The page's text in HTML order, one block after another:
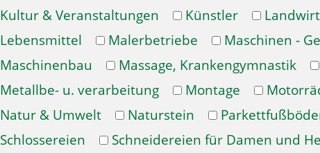
Kultur & Veranstaltungen
Künstler
Lebensmittel
Malerbetriebe
Maschinen -
Maschinenbau
Massage, Krankengymnastik
Metallbe- u. verarbeitung
Montage
Natur & Umwelt
Naturstein
Schlossereien
Schneidereien für Damen und